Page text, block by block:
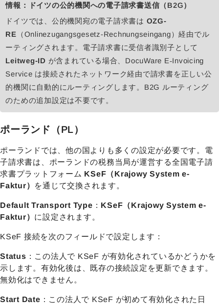
情報：ドイツの公的機関への電子請求書送信（B2G）
ドイツでは、公的機関宛の電子請求書は OZG-
RE （Onlinezugangsgesetz-Rechnungseingang）経由でル
ーティングされます。電子請求書に受信者識別子として
Leitweg-ID が含まれている場合、DocuWare E‑Invoicing
Service は接続されたネットワーク経由で請求書を正しい公
的機関に自動的にルーティングします。B2G ルーティング
のための追加設定は不要です。
ポーランド（PL）
ポーランドでは、他の国よりも多くの設定が必要です。電
子請求書は、ポーランドの税務当局が運営する全国電子請
求書プラットフォーム KSeF（Krajowy System e-
Faktur）
を通じて交換されます。
Default Transport Type ： KSeF（Krajowy System e-
Faktur） に設定されます。
KSeF 接続を次のフィールドで設定します：
Status ：この法人で KSeF が有効化されているかどうかを
示します。有効化後は、既存の接続設定を更新できます。
無効化はできません。
Start Date ：この法人で KSeF が初めて有効化された日